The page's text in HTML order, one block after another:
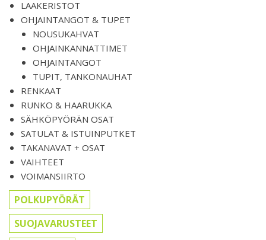
LAAKERISTOT
OHJAINTANGOT & TUPET
NOUSUKAHVAT
OHJAINKANNATTIMET
OHJAINTANGOT
TUPIT, TANKONAUHAT
RENKAAT
RUNKO & HAARUKKA
SÄHKÖPYÖRÄN OSAT
SATULAT & ISTUINPUTKET
TAKANAVAT + OSAT
VAIHTEET
VOIMANSIIRTO
POLKUPYÖRÄT
SUOJAVARUSTEET